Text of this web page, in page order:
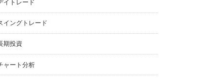
イトレード
イングトレード
期投資
ャート分析